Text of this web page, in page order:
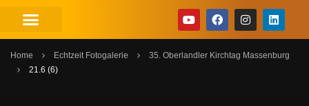
Home Echtzeit Fotogalerie
35. Oberlandler Kirchtag Massenburg
21.6 (6)